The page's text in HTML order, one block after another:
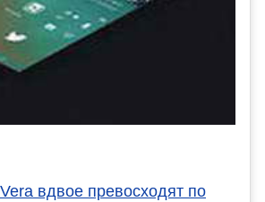
вдвое превосходят по